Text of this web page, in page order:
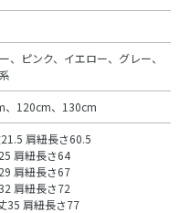
、ピンク、イエロー、グレー、
、120cm、130cm
肩紐長さ60.5
肩紐長さ64
肩紐長さ67
肩紐長さ72
35 肩紐長さ77